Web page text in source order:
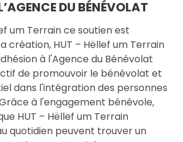
DU BÉNÉVOLAT
um Terrain ce soutien est
création, HUT – Hëllef um Terrain
à l'Agence du Bénévolat
de promouvoir le bénévolat et
dans l'intégration des personnes
à l'engagement bénévole,
HUT – Hëllef um Terrain
quotidien peuvent trouver un